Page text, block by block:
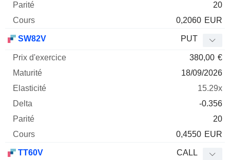
20
0,2060 EUR
SW82V PUT
380,00 €
18/09/2026
15.29x
-0.356
20
0,4550 EUR
TT60V CALL